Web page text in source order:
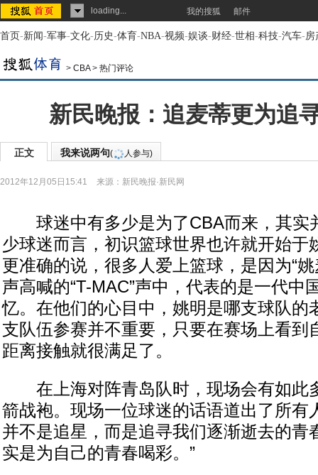
loading... 我的搜狐 邮件
首页-新闻-军事-文化-历史-体育-NBA-视频-娱谈-财经-世相-科技-汽车-房
> CBA> 热门评论
新民晚报：追麦蒂更为追
正文 我来说两句( 人参与)
2012年12月05日15:41 来源： 新民晚报·新民网
球迷中有多少是为了CBA而来，其实
少球迷而言，初识篮球世界也许就开始于
更准确的说，很多人爱上篮球，是因为“
声高喊的“T-MAC”声中，代表的是一代中
忆。在他们的心目中，姚明是哪支球队的
支队伍参赛并不重要，只要在赛场上看到
距离接触就很满足了。
在上海对阵青岛队时，现场会有如此
箭战袍。现场一位球迷的话语道出了所有
并不是追星，而是追寻我们逐渐逝去的青
实是为自己的青春喝彩。”